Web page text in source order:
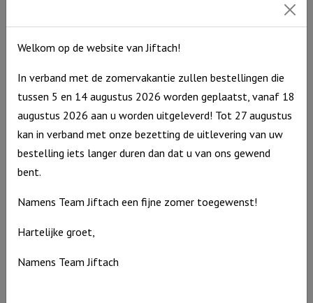
Washand Aap
7,95
Welkom op de website van Jiftach!
In verband met de zomervakantie zullen bestellingen die
tussen 5 en 14 augustus 2026 worden geplaatst, vanaf 18
augustus 2026 aan u worden uitgeleverd! Tot 27 augustus
kan in verband met onze bezetting de uitlevering van uw
bestelling iets langer duren dan dat u van ons gewend
bent.
Namens Team Jiftach een fijne zomer toegewenst!
Hartelijke groet,
Namens Team Jiftach